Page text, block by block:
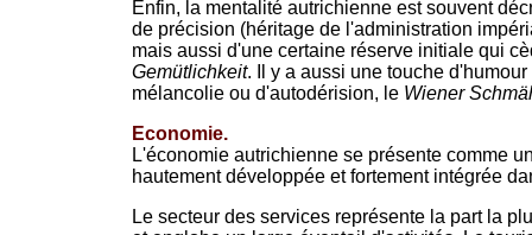
Enfin, la mentalité autrichienne est souvent
de précision (héritage de l'administration
mais aussi d'une certaine réserve initiale qui
Gemütlichkeit. Il y a aussi une touche
mélancolie ou d'autodérision, le Wiener
Economie.
L'économie autrichienne se présente comme
hautement développée et fortement intégrée
Le secteur des services représente la part la